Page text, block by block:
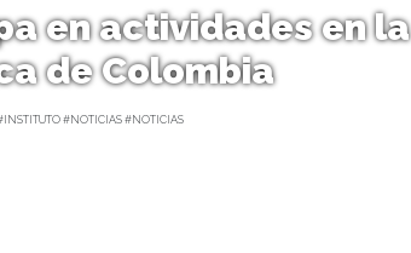
en actividades en la
de Colombia
#NOTICIAS #NOTICIAS